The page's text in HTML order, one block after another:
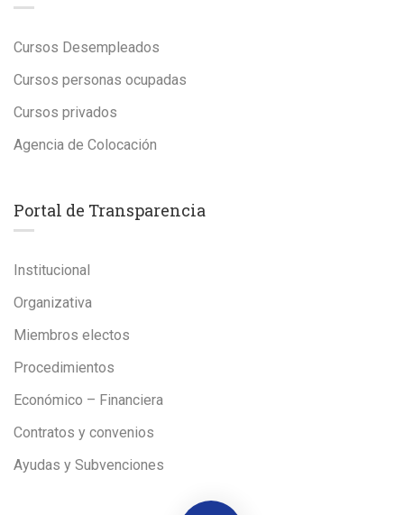
Cursos Desempleados
Cursos personas ocupadas
Cursos privados
Agencia de Colocación
Portal de Transparencia
Institucional
Organizativa
Miembros electos
Procedimientos
Económico – Financiera
Contratos y convenios
Ayudas y Subvenciones